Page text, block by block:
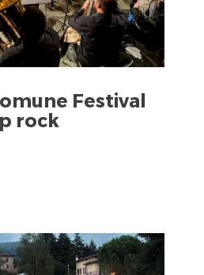
Festival
rock